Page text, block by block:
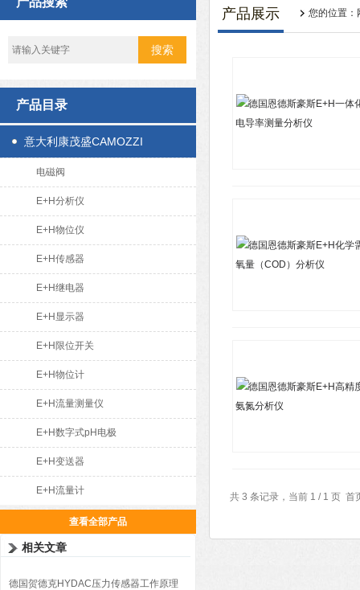
产品目录
意大利康茂盛CAMOZZI
电磁阀
E+H分析仪
E+H物位仪
E+H传感器
E+H继电器
E+H显示器
E+H限位开关
E+H物位计
E+H流量测量仪
E+H数字式pH电极
E+H变送器
E+H流量计
查看全部产品
相关文章
德国贺德克HYDAC压力传感器工作原理
产品展示 您的位置：
共 3 条记录，当前 1 / 1 页